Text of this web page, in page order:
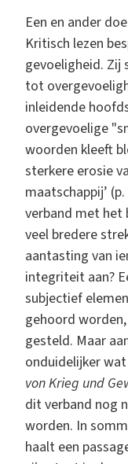
Een en ander
Kritisch lezen
gevoeligheid.
tot
inleidende
overgevoelige
woorden kleeft
sterkere erosie
maatschappij’
verband met het
veel bredere
aantasting van
integriteit aan?
subjectief
gehoord
gesteld. Maar
onduidelijker
von Krieg und
dit verband nog
worden. In
haalt een